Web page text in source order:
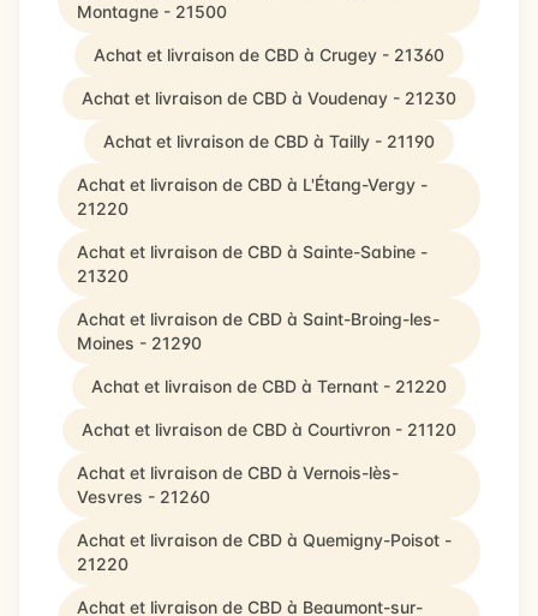
Montagne - 21500
Achat et livraison de CBD à Crugey - 21360
Achat et livraison de CBD à Voudenay - 21230
Achat et livraison de CBD à Tailly - 21190
Achat et livraison de CBD à L'Étang-Vergy -
21220
Achat et livraison de CBD à Sainte-Sabine -
21320
Achat et livraison de CBD à Saint-Broing-les-
Moines - 21290
Achat et livraison de CBD à Ternant - 21220
Achat et livraison de CBD à Courtivron - 21120
Achat et livraison de CBD à Vernois-lès-
Vesvres - 21260
Achat et livraison de CBD à Quemigny-Poisot -
21220
Achat et livraison de CBD à Beaumont-sur-